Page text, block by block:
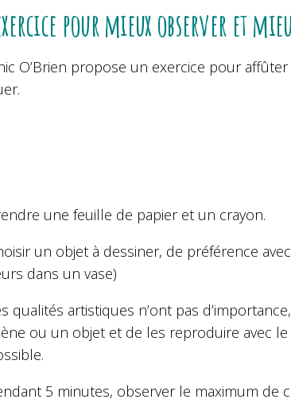
pour mieux observer et
O’Brien propose un exercice pour
une feuille de papier et un crayon.
un objet à dessiner, de préférence
dans un vase)
qualités artistiques n’ont pas
ou un objet et de les reproduire avec
5 minutes, observer le maximum de